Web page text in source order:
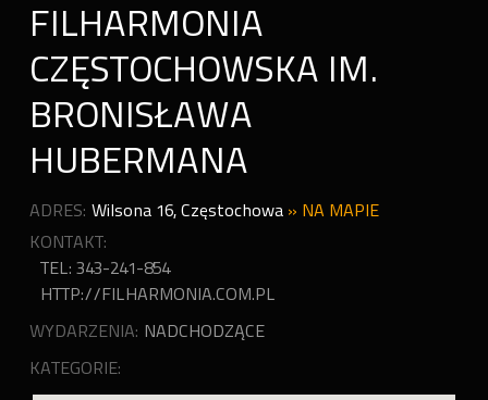
FILHARMONIA
CZĘSTOCHOWSKA IM.
BRONISŁAWA
HUBERMANA
ADRES: Wilsona 16,Częstochowa » NA MAPIE
KONTAKT:
TEL: 343-241-854
HTTP://FILHARMONIA.COM.PL
WYDARZENIA: NADCHODZĄCE
KATEGORIE: